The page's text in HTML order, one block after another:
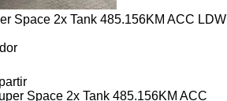
Space 2x Tank 485.156KM ACC LDW